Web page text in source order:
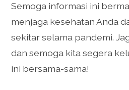
Semoga informasi ini
menjaga kesehatan Anda
sekitar selama pandemi.
dan semoga kita segera
ini bersama-sama!